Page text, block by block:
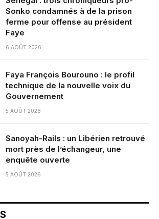
Sonko condamnés à de la prison
ferme pour offense au président
Faye
6 AOÛT 2026
Faya François Bourouno : le profil
technique de la nouvelle voix du
Gouvernement
5 AOÛT 2026
Sanoyah-Rails : un Libérien retrouvé
mort près de l’échangeur, une
enquête ouverte
5 AOÛT 2026